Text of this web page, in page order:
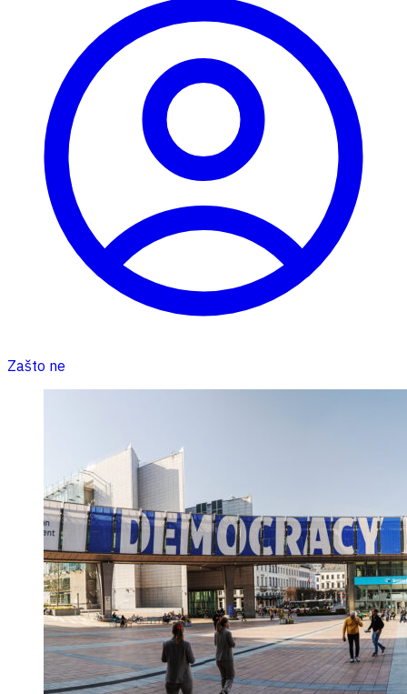
Zašto ne